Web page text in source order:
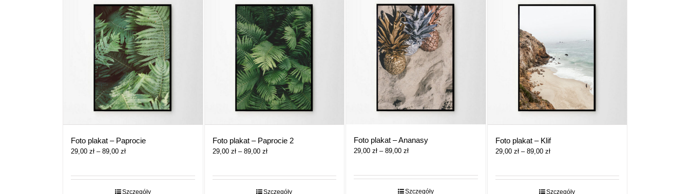
Foto plakat – Paprocie
29,00 zł – 89,00 złZakres
29,00 zł
do
Szczegóły
Foto plakat – Paprocie 2
29,00 zł – 89,00 złZakres
29,00 zł
do
Szczegóły
Foto plakat – Ananasy
29,00 zł – 89,00 złZakres
29,00 zł
do
Szczegóły
Foto plakat – Klif
29,00 zł – 89,00 złZakres
29,00 zł
do
Szczegóły